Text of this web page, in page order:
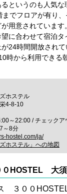
というのも人気な
でフロアが有り
用意されています
に合わせて宿泊タ
24時間開放され
時から利用できる
ホステル
4-8-10
～22:00 / チェックア
～8分
hostel.com/ja/
ホステル」への地図
HOSTEL 大